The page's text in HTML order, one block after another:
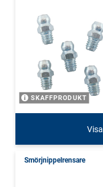
SKAFFPRODUKT
Visa
Smörjnippelrensare